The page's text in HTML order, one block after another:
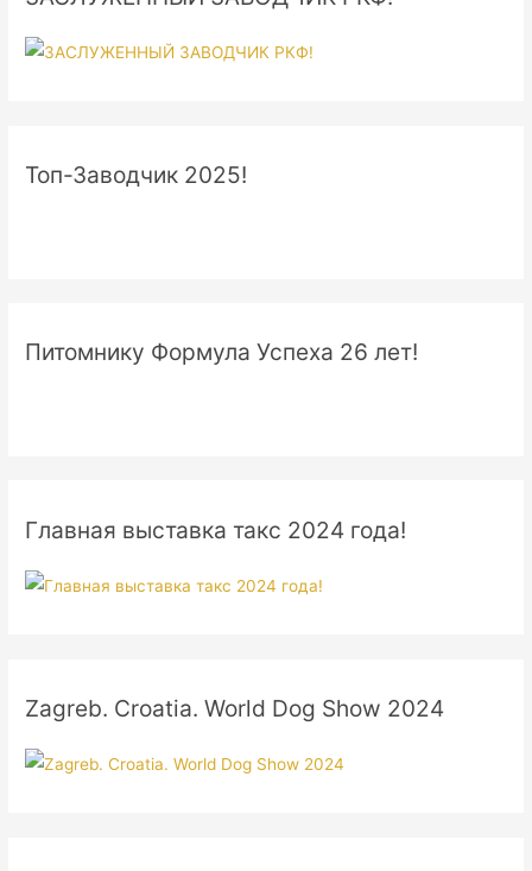
Топ-Заводчик 2025!
Питомнику Формула Успеха 26 лет!
Главная выставка такс 2024 года!
Zagreb. Croatia. World Dog Show 2024